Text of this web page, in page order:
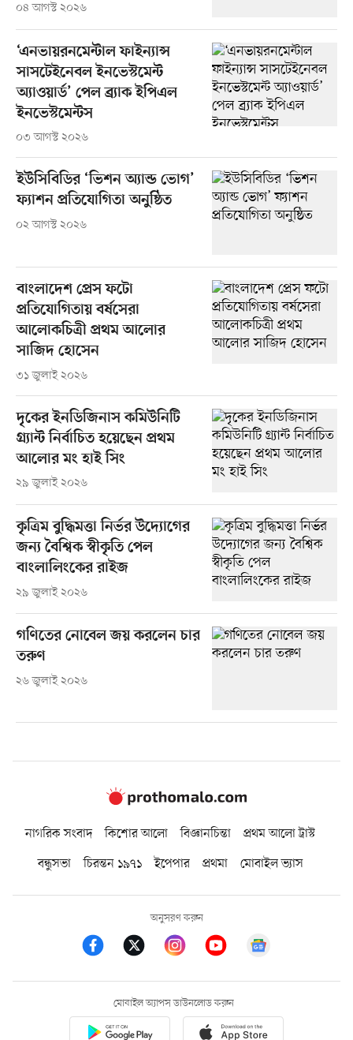
০৪ আগস্ট ২০২৬
‘এনভায়রনমেন্টাল ফাইন্যান্স
সাসটেইনেবল ইনভেস্টমেন্ট
অ্যাওয়ার্ড’ পেল ব্র্যাক ইপিএল
ইনভেস্টমেন্টস
০৩ আগস্ট ২০২৬
ইউসিবিডির ‘ভিশন অ্যান্ড ভোগ’
ফ্যাশন প্রতিযোগিতা অনুষ্ঠিত
০২ আগস্ট ২০২৬
বাংলাদেশ প্রেস ফটো
প্রতিযোগিতায় বর্ষসেরা
আলোকচিত্রী প্রথম আলোর
সাজিদ হোসেন
৩১ জুলাই ২০২৬
দৃকের ইনডিজিনাস কমিউনিটি
গ্র্যান্ট নির্বাচিত হয়েছেন প্রথম
আলোর মং হাই সিং
২৯ জুলাই ২০২৬
কৃত্রিম বুদ্ধিমত্তা নির্ভর উদ্যোগের
জন্য বৈশ্বিক স্বীকৃতি পেল
বাংলালিংকের রাইজ
২৯ জুলাই ২০২৬
গণিতের নোবেল জয় করলেন চার
তরুণ
২৬ জুলাই ২০২৬
নাগরিক সংবাদ কিশোর আলো বিজ্ঞানচিন্তা
প্রথম আলো ট্রাস্ট
বন্ধুসভা
চিরন্তন ১৯৭১ ইপেপার প্রথমা মোবাইল ভ্যাস
অনুসরণ করুন
মোবাইল অ্যাপস ডাউনলোড করুন